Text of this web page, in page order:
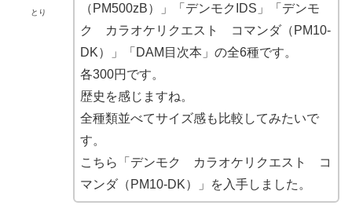
とり
（PM500zB）」「デンモクIDS」「デンモ
ク カラオケリクエスト コマンダ（PM10-
DK）」「DAM目次本」の全6種です。
各300円です。
歴史を感じますね。
全種類並べてサイズ感も比較してみたいで
す。
こちら「デンモク カラオケリクエスト コ
マンダ（PM10-DK）」を入手しました。